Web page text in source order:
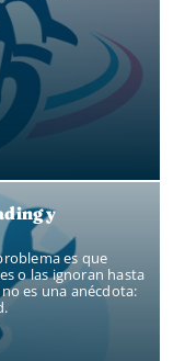
y
es que
o las ignoran hasta
es una anécdota: